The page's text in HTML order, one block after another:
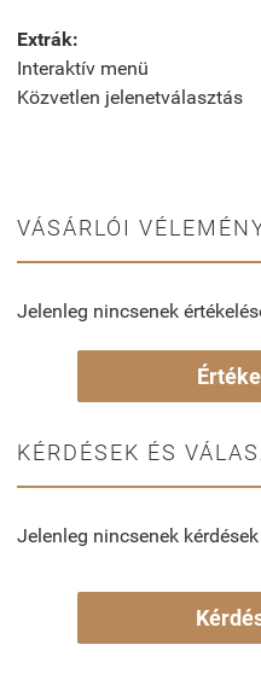
Extrák:
Interaktív menü
Közvetlen jelenetválasztás
VÁSÁRLÓI
Jelenleg nincsenek
KÉRDÉSEK ÉS
Jelenleg nincsenek